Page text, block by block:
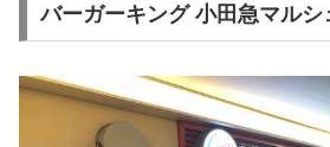
バーガーキング 小田急マルシ